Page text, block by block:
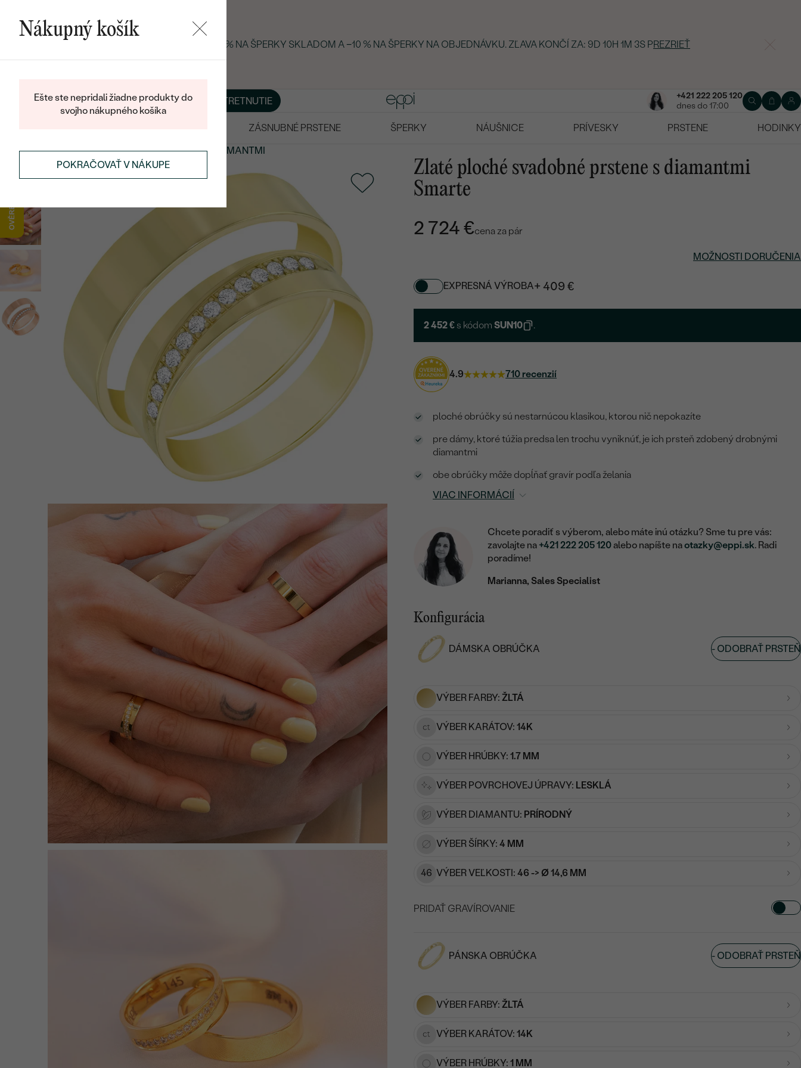
LETNÝ BLACK FRIDAY: −25 % NA ŠPERKY SKLADOM A −10 % NA ŠPERKY NA OBJEDNÁVKU. ZĽAVA KONČÍ ZA: 9D 10H 1M 2S PREZRIEŤ
BLOGŠPERKY NA MIERU DOHODNÚŤ STRETNUTIE
+421 222 205 120
dnes do 17:00
ZÁSNUBNÉ PRSTENE ŠPERKY NÁUŠNICE PRÍVESKY PRSTENE
HODINKY
SVADOBNÉ OBRÚČKYSVADOBNÉ OBRÚČKYS DIAMANTMI
Zlaté ploché svadobné prstene s diamantmi
Smarte
2 724 €cena za pár
MOŽNOSTI DORUČENIA
EXPRESNÁ VÝROBA+ 409 €
2 452 € s kódomSUN10 .
4.9 710 recenzií
ploché obrúčky sú nestarnúcou klasikou, ktorou nič nepokazíte
pre dámy, ktoré túžia predsa len trochu vyniknúť, je ich prsteň zdobený drobnými
diamantmi
obe obrúčky môže dopĺňať gravír podľa želania
VIAC INFORMÁCIÍ
Chcete poradiť s výberom, alebo máte inú otázku? Sme tu pre vás:
zavolajte na +421 222 205 120alebo napíšte naotazky@eppi.sk. Radi
poradíme!
Marianna, Sales Specialist
Konfigurácia
DÁMSKA OBRÚČKA -ODOBRAŤ PRSTEŇ
VÝBER FARBY: ŽLTÁ
VÝBER KARÁTOV: 14K
VÝBER HRÚBKY: 1.7 MM
VÝBER POVRCHOVEJ ÚPRAVY: LESKLÁ
VÝBER DIAMANTU: PRÍRODNÝ
VÝBER ŠÍRKY: 4 MM
46 VÝBER VEĽKOSTI: 46 -> Ø 14,6 MM
PRIDAŤ GRAVÍROVANIE
Napíšte iniciály/text
PÁNSKA OBRÚČKA -ODOBRAŤ PRSTEŇ
VÝBER FARBY: ŽLTÁ
VÝBER KARÁTOV: 14K
VÝBER HRÚBKY: 1 MM
Nákupný košík
Ešte ste nepridali žiadne produkty do
svojho nákupného košíka
POKRAČOVAŤ V NÁKUPE